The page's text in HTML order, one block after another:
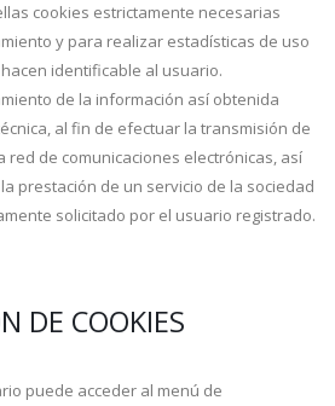
cookies estrictamente necesarias
y para realizar estadísticas de uso
identificable al usuario.
de la información así obtenida
al fin de efectuar la transmisión de
red de comunicaciones electrónicas, así
prestación de un servicio de la sociedad
solicitado por el usuario registrado.
DE COOKIES
puede acceder al menú de